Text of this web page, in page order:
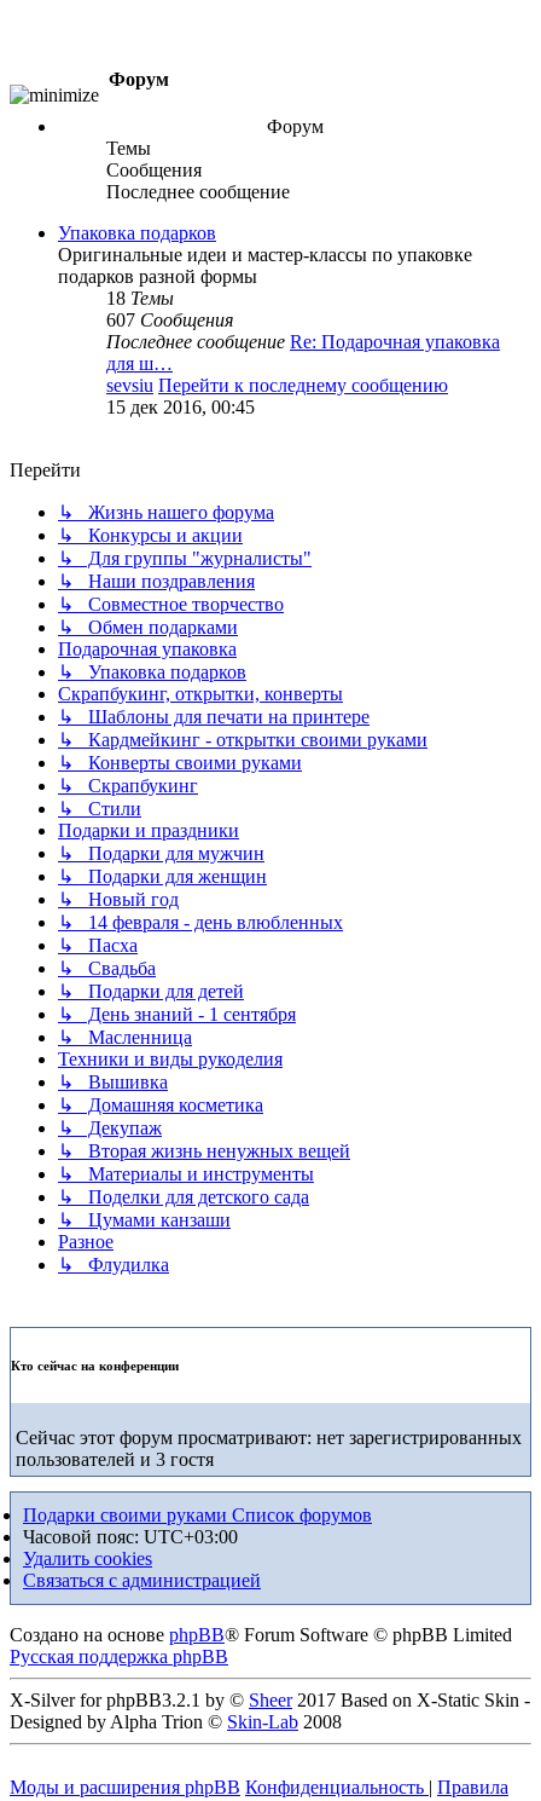
Форум
Форум
Темы
Сообщения
Последнее сообщение
Упаковка подарков
Оригинальные идеи и мастер-классы по упаковке
подарков разной формы
18 Темы
607 Сообщения
Последнее сообщение Re: Подарочная упаковка
для ш…
sevsiu Перейти к последнему сообщению
15 дек 2016, 00:45
Перейти
↳ Жизнь нашего форума
↳ Конкурсы и акции
↳ Для группы "журналисты"
↳ Наши поздравления
↳ Совместное творчество
↳ Обмен подарками
Подарочная упаковка
↳ Упаковка подарков
Скрапбукинг, открытки, конверты
↳ Шаблоны для печати на принтере
↳ Кардмейкинг - открытки своими руками
↳ Конверты своими руками
↳ Скрапбукинг
↳ Стили
Подарки и праздники
↳ Подарки для мужчин
↳ Подарки для женщин
↳ Новый год
↳ 14 февраля - день влюбленных
↳ Пасха
↳ Свадьба
↳ Подарки для детей
↳ День знаний - 1 сентября
↳ Масленница
Техники и виды рукоделия
↳ Вышивка
↳ Домашняя косметика
↳ Декупаж
↳ Вторая жизнь ненужных вещей
↳ Материалы и инструменты
↳ Поделки для детского сада
↳ Цумами канзаши
Разное
↳ Флудилка
Кто сейчас на конференции
Сейчас этот форум просматривают: нет зарегистрированных
пользователей и 3 гостя
Подарки своими руками Список форумов
Часовой пояс: UTC+03:00
Удалить cookies
Связаться с администрацией
Создано на основе phpBB® Forum Software © phpBB Limited
Русская поддержка phpBB
X-Silver for phpBB3.2.1 by © Sheer2017 Based on X-Static Skin -
Designed by Alpha Trion © Skin-Lab 2008
Моды и расширения phpBB Конфиденциальность | Правила